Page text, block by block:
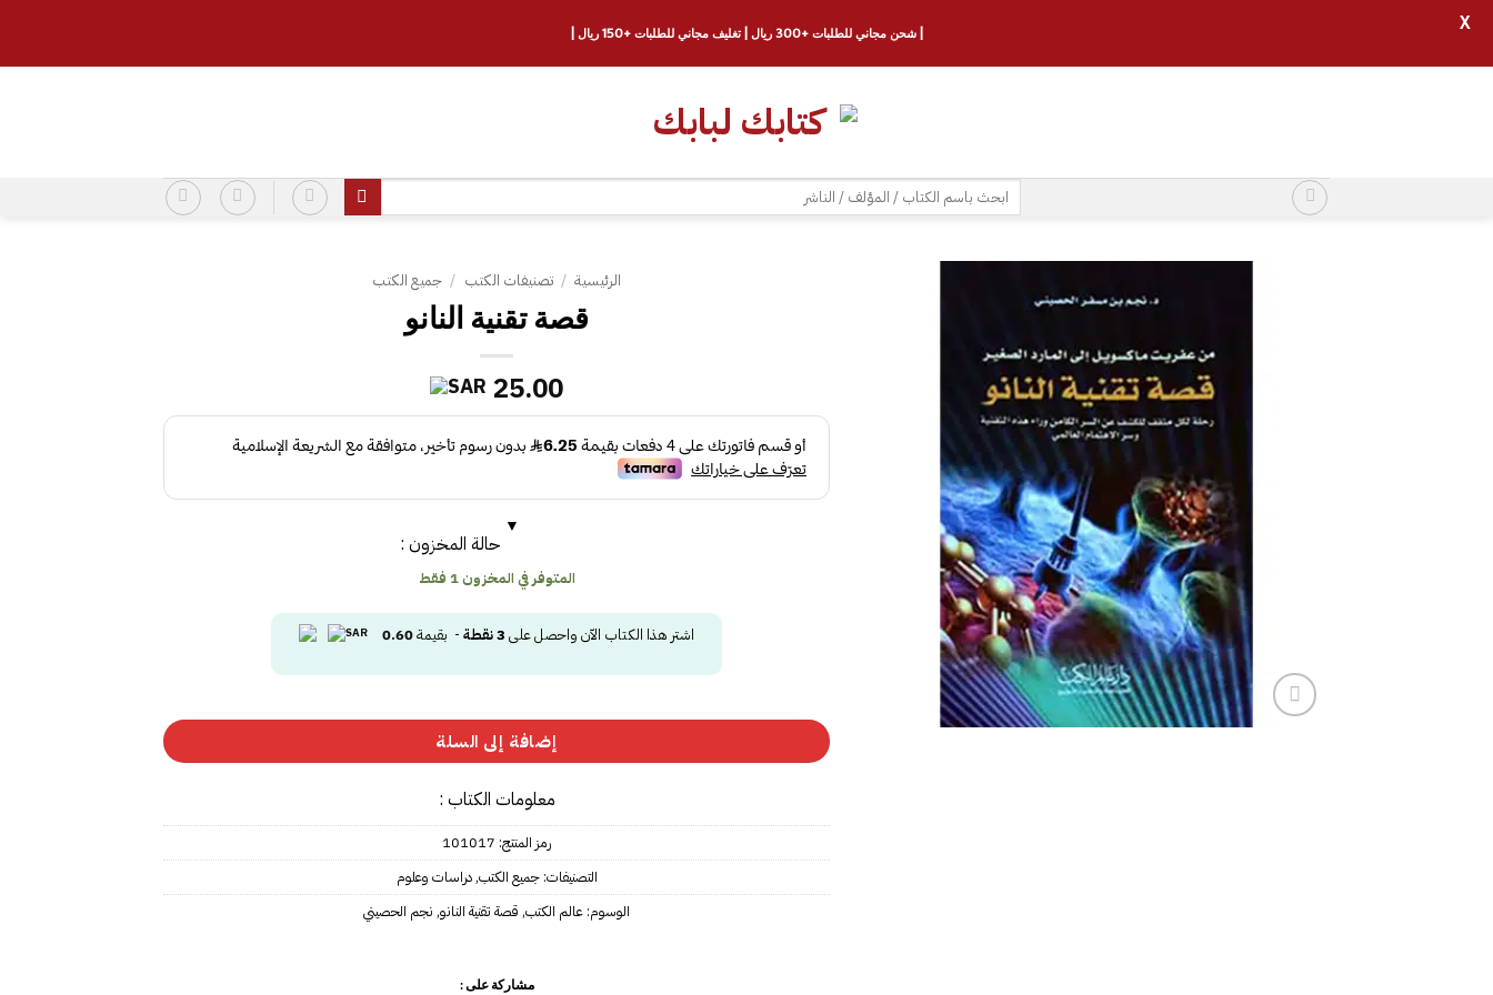
البحث
عن:
الرئيسية / تصنيفات الكتب / جميع الكتب
قصة تقنية النانو
25.00
حالة المخزون :
المتوفر في المخزون 1 فقط
اشتر هذا الكتاب الآن واحصل على 3نقطة - بقيمة0.60
إضافة إلى السلة
معلومات الكتاب :
رمز المنتج: 101017
التصنيفات:جميع الكتب,دراسات وعلوم
الوسوم: عالم الكتب, قصة تقنية النانو, نجم الحصيني
مشاركة على :
| شحن مجاني للطلبات +300 ريال | تغليف مجاني للطلبات +150 ريال | X